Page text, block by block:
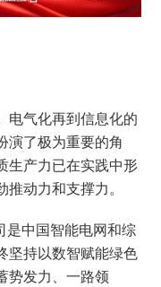
气化再到信息化的
演了极为重要的角
生产力已在实践中形
动力和支撑力。
中国智能电网和综
坚持以数智赋能绿色
势发力、一路领